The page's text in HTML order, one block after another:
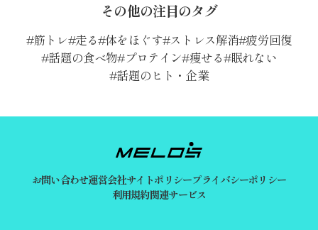
その他の注目のタグ
筋トレ 走る 体をほぐす ストレス解消 疲労回復
話題の食べ物 プロテイン 痩せる 眠れない
話題のヒト・企業
お問い合わせ運営会社サイトポリシープライバシーポリシー
利用規約関連サービス